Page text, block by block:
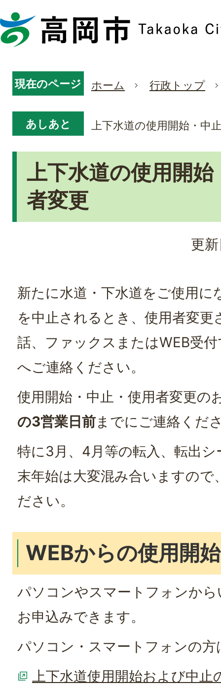
現在のページ ホーム 行政トップ
あしあと 上下水道の使用開始・中
上下水道の使用開
者変更
更
新たに水道・下水道をご使用に
を中止されるとき、使用者変更
話、ファックスまたはWEB受
へご連絡ください。
使用開始・中止・使用者変更の
の3営業日前までにご連絡くだ
特に3月、4月等の転入、転出
末年始は大変混み合いますので
ださい。
WEBからの使用開
パソコンやスマートフォンか
お申込みできます。
パソコン・スマートフォンの
上下水道使用開始および中